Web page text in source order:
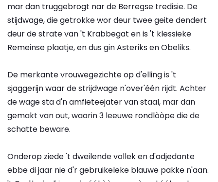
mar dan truggebrogt nar de Berregse tredisie. De
stijdwage, die getrokke wor deur twee geite dendert
deur de strate van 't Krabbegat en is 't klessieke
Remeinse plaatje, en dus gin Asteriks en Obeliks.
De merkante vrouwegezichte op d'elling is 't
sjaggerijn waar de strijdwage n'over'één rijdt. Achter
de wage sta d'n amfieteejater van staal, mar dan
gemakt van out, waarin 3 leeuwe rondlòòpe die de
schatte beware.
Onderop ziede 't dweilende vollek en d'adjedante
ebbe di jaar nie d'r gebruikeleke blauwe pakke n'aan.